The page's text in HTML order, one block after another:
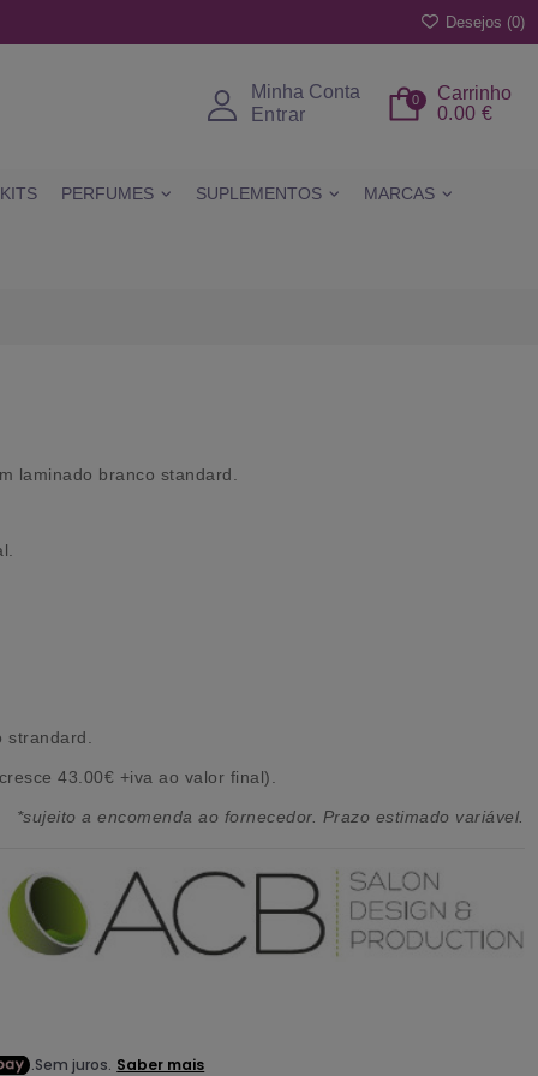
Desejos (0)
Minha Conta
Entrar
Carrinho
0
0.00 €
KITS PERFUMES SUPLEMENTOS MARCAS
laminado branco standard.
43.00€ +iva ao valor final).
*sujeito a encomenda ao fornecedor. Prazo estimado variável.